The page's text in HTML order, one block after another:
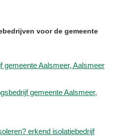
voor de gemeente
gemeente Aalsmeer, Aalsmeer
gemeente Aalsmeer,
erkend isolatiebedrijf